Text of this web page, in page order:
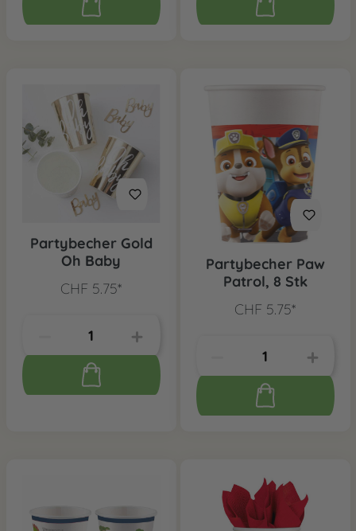
Partybecher Gold
Oh Baby
CHF 5.75*
Partybecher Paw
Patrol, 8 Stk
CHF 5.75*